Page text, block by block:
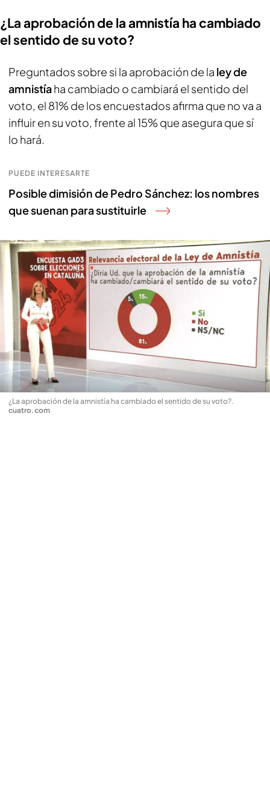
¿La aprobación de la amnistía ha cambiado
el sentido de su voto?
Preguntados sobre si la aprobación de la ley de
amnistíaha cambiado o cambiará el sentido del
voto, el 81% de los encuestados afirma que no va a
influir en su voto, frente al 15% que asegura que sí
lo hará.
PUEDE INTERESARTE
Posible dimisión de Pedro Sánchez: los nombres
que suenan para sustituirle
¿La aprobación de la amnistía ha cambiado el sentido de su voto?.
cuatro.com